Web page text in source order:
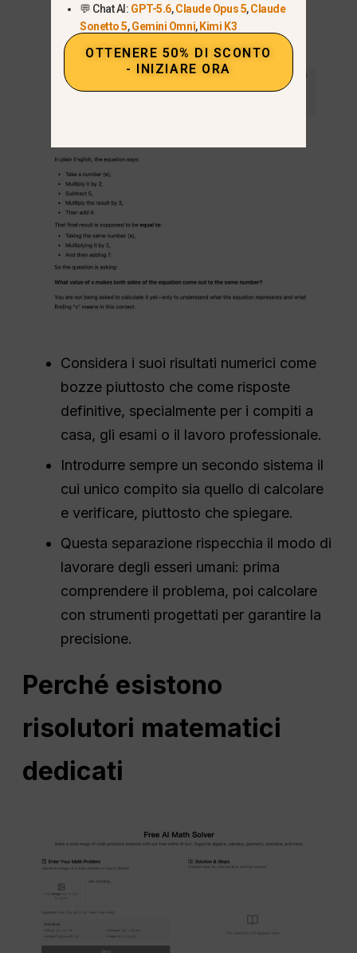
calcolo.
Considera i suoi risultati numerici come
bozze piuttosto che come risposte
definitive, specialmente per i compiti a
casa, gli esami o il lavoro professionale.
Introdurre sempre un secondo sistema il
cui unico compito sia quello di calcolare
e verificare, piuttosto che spiegare.
Questa separazione rispecchia il modo di
lavorare degli esseri umani: prima
comprendere il problema, poi calcolare
con strumenti progettati per garantire la
precisione.
Perché esistono
risolutori matematici
dedicati
💬 Chat AI: GPT-5.6,Claude Opus 5,Claude
Sonetto 5,Gemini Omni, Kimi K3
OTTENERE 50% DI SCONTO
- INIZIARE ORA